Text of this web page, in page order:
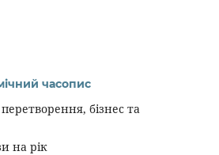
часопис
бізнес та
на рік